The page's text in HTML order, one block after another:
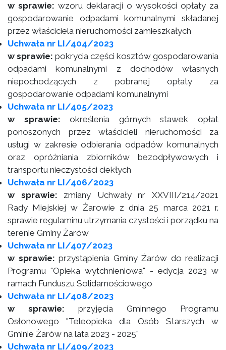
w sprawie: wzoru deklaracji o wysokości opłaty za
gospodarowanie odpadami komunalnymi składanej
przez właściciela nieruchomości zamieszkałych
Uchwała nr LI/404/2023
w sprawie: pokrycia części kosztów gospodarowania
odpadami komunalnymi z dochodów własnych
niepochodzących z pobranej opłaty za
gospodarowanie odpadami komunalnymi
Uchwała nr LI/405/2023
w sprawie: określenia górnych stawek opłat
ponoszonych przez właścicieli nieruchomości za
usługi w zakresie odbierania odpadów komunalnych
oraz opróżniania zbiorników bezodpływowych i
transportu nieczystości ciekłych
Uchwała nr LI/406/2023
w sprawie: zmiany Uchwały nr XXVIII/214/2021
Rady Miejskiej w Żarowie z dnia 25 marca 2021 r.
sprawie regulaminu utrzymania czystości i porządku na
terenie Gminy Żarów
Uchwała nr LI/407/2023
w sprawie: przystąpienia Gminy Żarów do realizacji
Programu "Opieka wytchnieniowa" - edycja 2023 w
ramach Funduszu Solidarnościowego
Uchwała nr LI/408/2023
w sprawie: przyjęcia Gminnego Programu
Osłonowego "Teleopieka dla Osób Starszych w
Gminie Żarów na lata 2023 - 2025"
Uchwała nr LI/409/2023